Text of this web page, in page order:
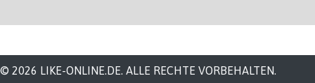
© 2026 LIKE-ONLINE.DE. ALLE RECHTE VORBEHALTEN.